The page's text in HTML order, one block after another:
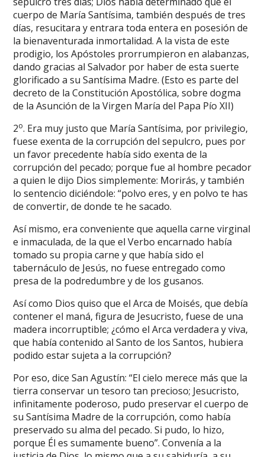
cuerpo de María Santísima, también después de tres
días, resucitara y entrara toda entera en posesión de
la bienaventurada inmortalidad. A la vista de este
prodigio, los Apóstoles prorrumpieron en alabanzas,
dando gracias al Salvador por haber de esta suerte
glorificado a su Santísima Madre. (Esto es parte del
decreto de la Constitución Apostólica, sobre dogma
de la Asunción de la Virgen María del Papa Pío XII)
2o. Era muy justo que María Santísima, por privilegio,
fuese exenta de la corrupción del sepulcro, pues por
un favor precedente había sido exenta de la
corrupción del pecado; porque fue al hombre pecador
a quien le dijo Dios simplemente: Morirás, y también
lo sentencio diciéndole: “polvo eres, y en polvo te has
de convertir, de donde te he sacado.
Así mismo, era conveniente que aquella carne virginal
e inmaculada, de la que el Verbo encarnado había
tomado su propia carne y que había sido el
tabernáculo de Jesús, no fuese entregado como
presa de la podredumbre y de los gusanos.
Así como Dios quiso que el Arca de Moisés, que debía
contener el maná, figura de Jesucristo, fuese de una
madera incorruptible; ¿cómo el Arca verdadera y viva,
que había contenido al Santo de los Santos, hubiera
podido estar sujeta a la corrupción?
Por eso, dice San Agustín: “El cielo merece más que la
tierra conservar un tesoro tan precioso; Jesucristo,
infinitamente poderoso, pudo preservar el cuerpo de
su Santísima Madre de la corrupción, como había
preservado su alma del pecado. Si pudo, lo hizo,
porque Él es sumamente bueno”. Convenía a la